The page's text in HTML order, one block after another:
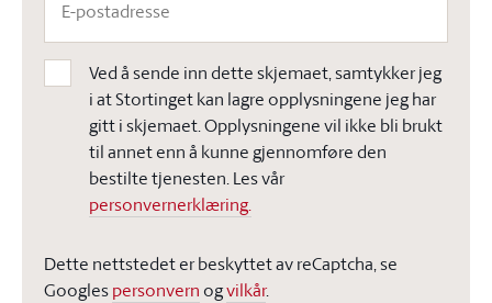
Ved å sende inn dette skjemaet, samtykker jeg
i at Stortinget kan lagre opplysningene jeg har
gitt i skjemaet. Opplysningene vil ikke bli brukt
til annet enn å kunne gjennomføre den
bestilte tjenesten. Les vår
personvernerklæring.
Dette nettstedet er beskyttet av reCaptcha, se
Googlespersonvern ogvilkår.